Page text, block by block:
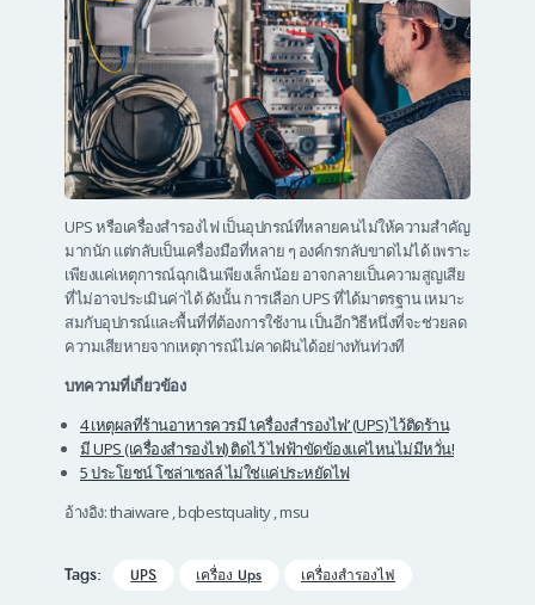
UPS หรือเครื่องสำรองไฟ เป็นอุปกรณ์ที่หลายคนไม่ให้ความสำคัญ
มากนัก แต่กลับเป็นเครื่องมือที่หลาย ๆ องค์กรกลับขาดไม่ได้ เพราะ
เพียงแค่เหตุการณ์ฉุกเฉินเพียงเล็กน้อย อาจกลายเป็นความสูญเสีย
ที่ไม่อาจประเมินค่าได้ ดังนั้น การเลือก UPS ที่ได้มาตรฐาน เหมาะ
สมกับอุปกรณ์และพื้นที่ที่ต้องการใช้งาน เป็นอีกวิธีหนึ่งที่จะช่วยลด
ความเสียหายจากเหตุการณ์ไม่คาดฝันได้อย่างทันท่วงที
บทความที่เกี่ยวข้อง
4 เหตุผลที่ร้านอาหารควรมี ‘เครื่องสำรองไฟ’ (UPS) ไว้ติดร้าน
มี UPS (เครื่องสำรองไฟ) ติดไว้ ไฟฟ้าขัดข้องแค่ไหนไม่มีหวั่น!
5 ประโยชน์ โซล่าเซลล์ ไม่ใช่แค่ประหยัดไฟ
อ้างอิง: thaiware , bqbestquality , msu
Tags: UPS เครื่อง Ups เครื่องสำรองไฟ